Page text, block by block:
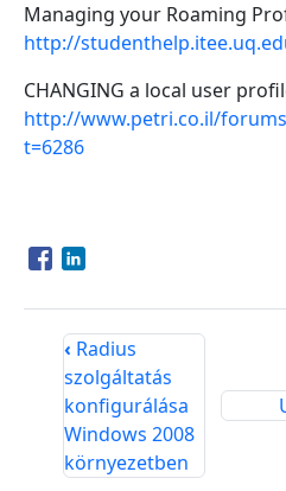
Managing your Roaming
http://
CHANGING a local user
http://www.petri.co.il/
t=6286
Opens in a new window
Opens in a new window
‹ Radius
szolgáltatás
konfigurálása
Windows 2008
környezetben